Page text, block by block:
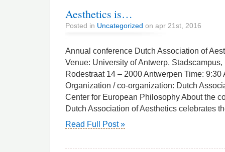
Aesthetics is…
Posted in Uncategorized on apr 21st, 2016
Annual conference Dutch Association of
Venue: University of Antwerp,
Rodestraat 14 – 2000 Antwerpen Time: 9:30
Organization / co-organization: Dutch
Center for European Philosophy About the
Dutch Association of Aesthetics celebrates
Read Full Post »